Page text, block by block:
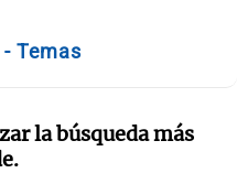
Temas
la búsqueda más